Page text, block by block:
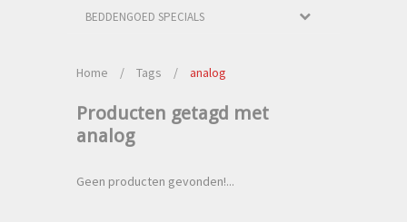
BEDDENGOED SPECIALS
Home / Tags / analog
Producten getagd met
analog
Geen producten gevonden!...